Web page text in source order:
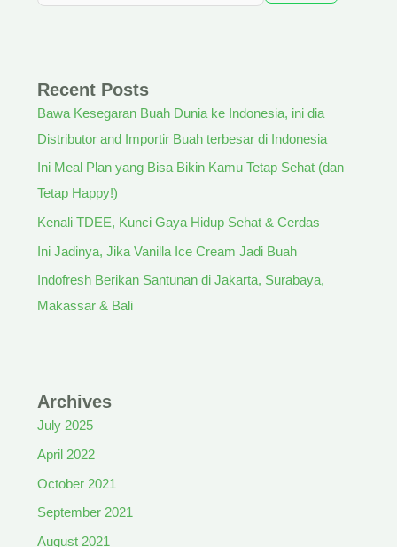
Recent Posts
Bawa Kesegaran Buah Dunia ke Indonesia, ini dia
Distributor and Importir Buah terbesar di Indonesia
Ini Meal Plan yang Bisa Bikin Kamu Tetap Sehat (dan
Tetap Happy!)
Kenali TDEE, Kunci Gaya Hidup Sehat & Cerdas
Ini Jadinya, Jika Vanilla Ice Cream Jadi Buah
Indofresh Berikan Santunan di Jakarta, Surabaya,
Makassar & Bali
Archives
July 2025
April 2022
October 2021
September 2021
August 2021